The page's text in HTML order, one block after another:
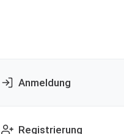
Anmeldung
Registrierung